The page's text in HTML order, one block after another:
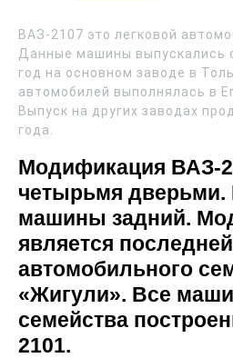
ВАЗ-2107 это легковой
Данные машины выпускались
год на основном заводе в
автомобилей выполнялась в
Выпуск на других заводах
года.
Модификация ВАЗ-
четырьмя дверьми.
машины задний.
является
автомобильного
«Жигули». Все
семейства
2101.